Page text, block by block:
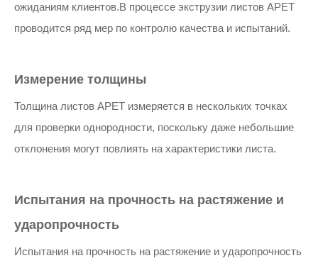
ожиданиям клиентов.В процессе экструзии листов APET
проводится ряд мер по контролю качества и испытаний.
Измерение толщины
Толщина листов APET измеряется в нескольких точках
для проверки однородности, поскольку даже небольшие
отклонения могут повлиять на характеристики листа.
Испытания на прочность на растяжение и
ударопрочность
Испытания на прочность на растяжение и ударопрочность